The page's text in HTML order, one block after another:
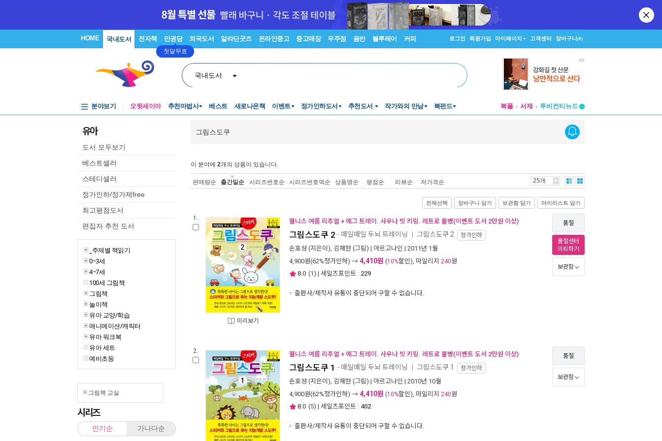
HOME 국내도서 전자책 만권당
첫달무료
외국도서 알라딘굿즈 온라인중고 중고매장 우주점 음반 블루레이 커피 로그인 회원가입 마이페이지 고객센터 장바구니(0)
국내도서
분야보기 오뒷세이아 추천마법사 베스트 새로나온책 이벤트 정가인하도서 추천도서 작가와의 만남 북펀드 북플 서재
투비컨티뉴드
투비컨티뉴드
유아
도서 모두보기
베스트셀러
스테디셀러
정가인하/정가제free
최고평점도서
편집자 추천 도서
_주제별 책읽기
0~3세
4~7세
100세 그림책
그림책
놀이책
유아 교양/학습
애니메이션/캐릭터
유아 워크북
유아 세트
예비초등
그림책 교실
시리즈
인기순 가나다순
그림스도쿠
이 분야에 2개의 상품이 있습니다.
판매량순 출간일순 시리즈번호순 시리즈번호역순 상품명순 평점순 리뷰순 저가격순 25개
전체선택 장바구니 담기 보관함 담기 마이리스트 담기
1.
미리보기
웰니스 여름 리추얼 + 에그 트레이. 사우나 빗 키링. 레트로 물병(이벤트 도서 2만원 이상)
그림스도쿠 2 - 매일매일 두뇌 트레이닝 그림스도쿠 2 정가인하
손호성 (지은이), 김재현 (그림) | 아르고나인 | 2011년 1월
4,900원(62%정가인하) → 4,410원 (10%할인), 마일리지 240원
8.0 (1) | 세일즈포인트 : 229
출판사/제작사 유통이 중단되어 구할 수 없습니다.
품절
품절센터
의뢰하기
보관함
2. 웰니스 여름 리추얼 + 에그 트레이. 사우나 빗 키링. 레트로 물병(이벤트 도서 2만원 이상)
그림스도쿠 1 - 매일매일 두뇌 트레이닝 그림스도쿠 1 정가인하
손호성 (지은이), 김재현 (그림) | 아르고나인 | 2010년 10월
4,900원(62%정가인하) → 4,410원 (10%할인), 마일리지 240원
8.0 (5) | 세일즈포인트 : 402
출판사/제작사 유통이 중단되어 구할 수 없습니다.
품절
보관함